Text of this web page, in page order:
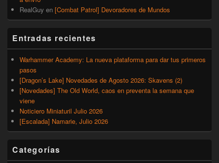
RealGuy en [Combat Patrol] Devoradores de Mundos
Entradas recientes
Warhammer Academy: La nueva plataforma para dar tus primeros
pasos
[Dragon’s Lake] Novedades de Agosto 2026: Skavens (2)
[Novedades] The Old World, caos en preventa la semana que
viene
Noticiero Miniaturil Julio 2026
[Escalada] Namarie, Julio 2026
Categorías